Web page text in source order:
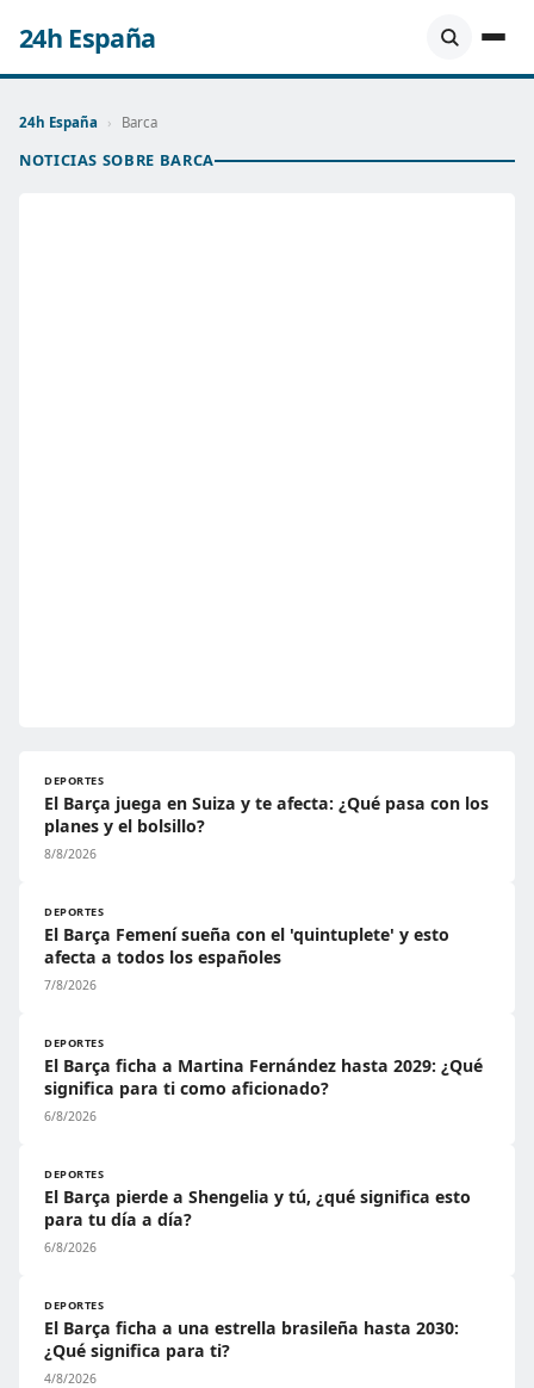
24h España
24h España › Barca
NOTICIAS SOBRE BARCA
DEPORTES
El Barça juega en Suiza y te afecta: ¿Qué pasa con los
planes y el bolsillo?
8/8/2026
DEPORTES
El Barça Femení sueña con el 'quintuplete' y esto
afecta a todos los españoles
7/8/2026
DEPORTES
El Barça ficha a Martina Fernández hasta 2029: ¿Qué
significa para ti como aficionado?
6/8/2026
DEPORTES
El Barça pierde a Shengelia y tú, ¿qué significa esto
para tu día a día?
6/8/2026
DEPORTES
El Barça ficha a una estrella brasileña hasta 2030:
¿Qué significa para ti?
4/8/2026